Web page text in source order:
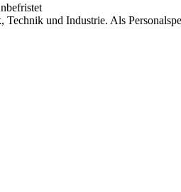
und Industrie. Als